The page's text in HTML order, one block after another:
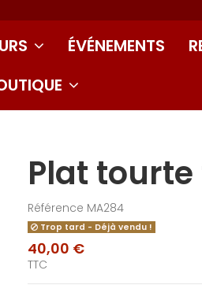
ÉVÉNEMENTS
Plat
Référence MA284
Trop tard - Déjà vendu !
40,00 €
TTC